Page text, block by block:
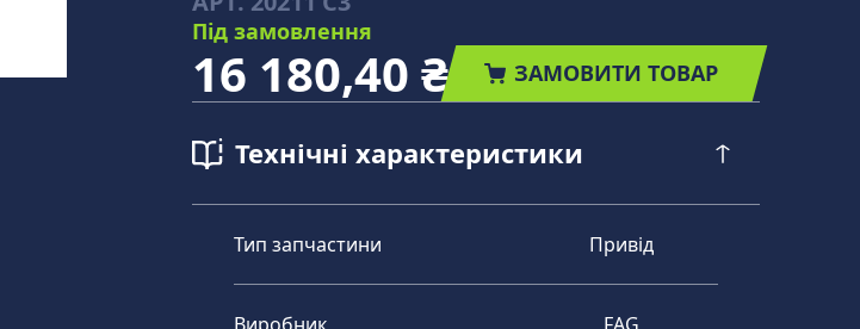
Під замовлення
16 180,40 ₴ ЗАМОВИТИ ТОВАР
Технічні характеристики
Тип запчастини Привід